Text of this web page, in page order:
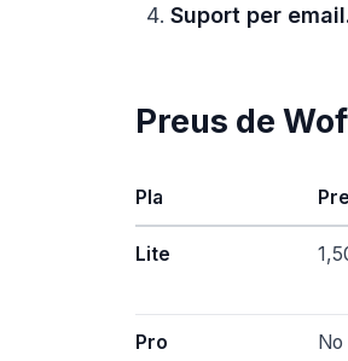
Suport per
Preus de
Pla
Lite
Pro